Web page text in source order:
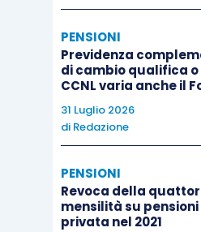
PENSIONI
Previdenza
di cambio qualifica
CCNL varia anche il
31 Luglio 2026
di Redazione
PENSIONI
Revoca della
mensilità su
privata nel 2021